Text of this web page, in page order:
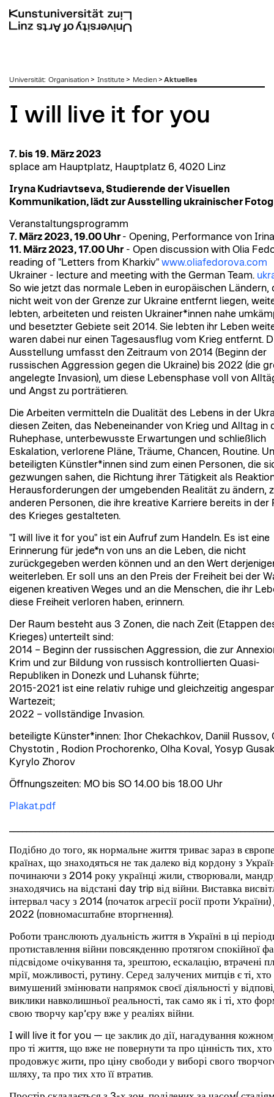
zumUniversität: Organisation > Institute > Medien > Aktuelles
I will live it for you
7. bis 19. März 2023
splace am Hauptplatz, Hauptplatz 6, 4020 Linz
Iryna Kudriavtseva, Studierende der Visuellen
Kommunikation, lädt zur Ausstelling ukrainischer
Veranstaltungsprogramm
7. März 2023, 19.00 Uhr- Opening, Performance von
11. März 2023, 17.00 Uhr- Open discussion with Olia
reading of "Letters from Kharkiv" www.oliafedorova.com
Ukrainer - lecture and meeting with the German Team.
So wie jetzt das normale Leben in europäischen Ländern,
nicht weit von der Grenze zur Ukraine entfernt liegen,
lebten, arbeiteten und reisten Ukrainer*innen nahe
und besetzter Gebiete seit 2014. Sie lebten ihr Leben
waren dabei nur einen Tagesausflug vom Krieg entfernt.
Ausstellung umfasst den Zeitraum von 2014 (Beginn der
russischen Aggression gegen die Ukraine) bis 2022 (die
angelegte Invasion), um diese Lebensphase voll von
und Angst zu porträtieren.
Die Arbeiten vermitteln die Dualität des Lebens in der
diesen Zeiten, das Nebeneinander von Krieg und Alltag in
Ruhephase, unterbewusste Erwartungen und schließlich
Eskalation, verlorene Pläne, Träume, Chancen, Routine.
beteiligten Künstler*innen sind zum einen Personen, die
gezwungen sahen, die Richtung ihrer Tätigkeit als
Herausforderungen der umgebenden Realität zu ändern,
anderen Personen, die ihre kreative Karriere bereits in der
des Krieges gestalteten.
"I will live it for you" ist ein Aufruf zum Handeln. Es ist eine
Erinnerung für jede*n von uns an die Leben, die nicht
zurückgegeben werden können und an den Wert
weiterleben. Er soll uns an den Preis der Freiheit bei der
eigenen kreativen Weges und an die Menschen, die ihr
diese Freiheit verloren haben, erinnern.
Der Raum besteht aus 3 Zonen, die nach Zeit (Etappen
Krieges) unterteilt sind:
2014 – Beginn der russischen Aggression, die zur
Krim und zur Bildung von russisch kontrollierten Quasi-
Republiken in Donezk und Luhansk führte;
2015-2021 ist eine relativ ruhige und gleichzeitig
Wartezeit;
2022 – vollständige Invasion.
beteiligte Künster*innen: Ihor Chekachkov, Daniil Russov,
Chystotin , Rodion Prochorenko, Olha Koval, Yosyp
Kyrylo Zhorov
Öffnungszeiten: MO bis SO 14.00 bis 18.00 Uhr
Plakat.pdf
Подібно до того, як нормальне життя триває зараз в
країнах, що знаходяться не так далеко від кордону з
починаючи з 2014 року українці жили, створювали,
знаходячись на відстані day trip від війни. Виставка
інтервал часу з 2014 (початок агресії росії проти України)
2022 (повномасштабне вторгнення).
Роботи транслюють дуальність життя в Україні в ці
протиставлення війни повсякденню протягом спокійної
підсвідоме очікування та, зрештою, ескалацію, втрачені
мрії, можливості, рутину. Серед залучених митців є ті, хто
вимушений змінювати напрямок своєї діяльності у
виклики навколишньої реальності, так само як і ті, хто
свою творчу кар’єру вже у реаліях війни.
I will live it for you — це заклик до дії, нагадування
про ті життя, що вже не повернути та про цінність тих, хто
продовжує жити, про ціну свободи у виборі свого
шляху, та про тих хто її втратив.